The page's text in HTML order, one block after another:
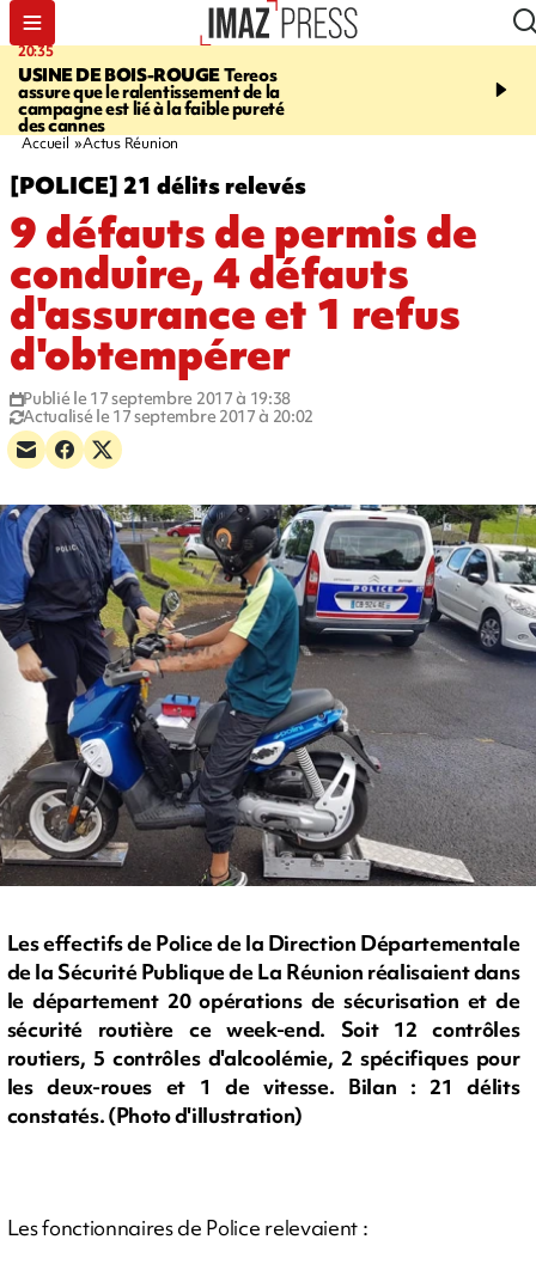
20:35
USINE DE BOIS-ROUGETereos
assure que le ralentissement de la
campagne est lié à la faible pureté
des cannes
05:30
téléphérique Papang à
Accueil Actus Réunion
[POLICE] 21 délits relevés
9 défauts de permis de
conduire, 4 défauts
d'assurance et 1 refus
d'obtempérer
Publié le 17 septembre 2017 à 19:38
Actualisé le 17 septembre 2017 à 20:02
Les effectifs de Police de la Direction Départementale
de la Sécurité Publique de La Réunion réalisaient dans
le département 20 opérations de sécurisation et de
sécurité routière ce week-end. Soit 12 contrôles
routiers, 5 contrôles d'alcoolémie, 2 spécifiques pour
les deux-roues et 1 de vitesse. Bilan : 21 délits
constatés. (Photo d'illustration)
Les fonctionnaires de Police relevaient :